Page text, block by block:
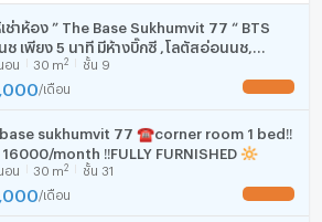
ภัย 24 ชั่วโมง
ร้สาย (Wi-Fi) ในห้องพัก
เช่าห้อง ” The Base Sukhumvit 77 “ BTS
ช เพียง 5 นาที มีห้างบิ๊กซี ,โลตัสอ่อนนุช,
Plaze ทำเลฮอตใจกลางเมือง 🔥
อน 30 m2 ชั้น 9
/เดือน
sukhumvit 77 ☎️corner room 1 bed‼️
month ‼️FULLY FURNISHED 🔆
อน 30 m2 ชั้น 31
/เดือน